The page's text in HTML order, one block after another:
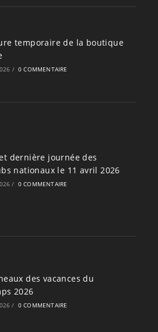
temporaire de la boutique
/ 0 COMMENTAIRE
dernière journée des
nationaux le 11 avril 2026
/ 0 COMMENTAIRE
des vacances du
2026
/ 0 COMMENTAIRE